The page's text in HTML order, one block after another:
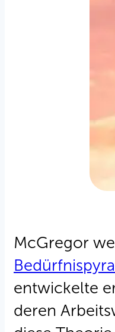
McGregor
entwickelte
deren